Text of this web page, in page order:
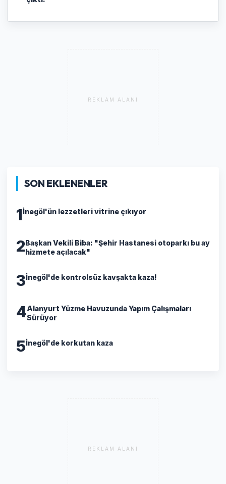
REKLAM ALANI
SON EKLENENLER
1İnegöl'ün lezzetleri vitrine çıkıyor
2Başkan Vekili Biba: "Şehir Hastanesi otoparkı bu ay
hizmete açılacak"
3İnegöl'de kontrolsüz kavşakta kaza!
4Alanyurt Yüzme Havuzunda Yapım Çalışmaları
Sürüyor
5İnegöl'de korkutan kaza
REKLAM ALANI